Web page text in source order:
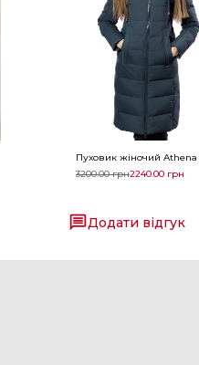
Пуховик жіночий Athena
3200.00грн2240.00 грн
Додати відгук